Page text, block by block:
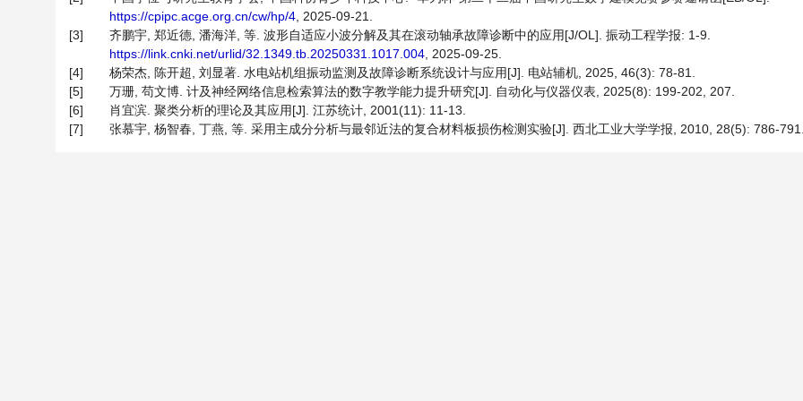
https://cpipc.acge.org.cn/cw/hp/4 , 2025-09-21.
[3]
齐鹏宇, 郑近德, 潘海洋, 等. 波形自适应小波分解及其在滚动轴承故障诊断中的应用[J/OL]. 振动工程学报: 1-9.
https://link.cnki.net/urlid/32.1349.tb.20250331.1017.004 , 2025-09-25.
[4]
杨荣杰, 陈开超, 刘显著. 水电站机组振动监测及故障诊断系统设计与应用[J]. 电站辅机, 2025, 46(3): 78-81.
[5]
万珊, 苟文博. 计及神经网络信息检索算法的数字教学能力提升研究[J]. 自动化与仪器仪表, 2025(8): 199-202, 207.
[6]
肖宜滨. 聚类分析的理论及其应用[J]. 江苏统计, 2001(11): 11-13.
[7]
张慕宇, 杨智春, 丁燕, 等. 采用主成分分析与最邻近法的复合材料板损伤检测实验[J]. 西北工业大学学报, 2010, 28(5): 786-